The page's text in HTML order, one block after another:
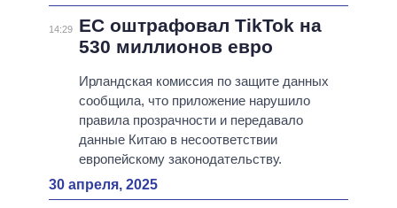
14:29
ЕС оштрафовал TikTok на
530 миллионов евро
Ирландская комиссия по защите данных
сообщила, что приложение нарушило
правила прозрачности и передавало
данные Китаю в несоответствии
европейскому законодательству.
30 апреля, 2025